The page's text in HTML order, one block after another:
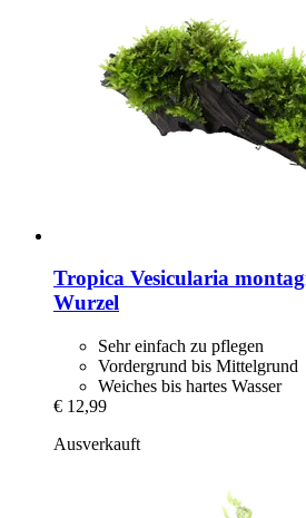
Tropica Vesicularia
Wurzel
Sehr einfach zu pflegen
Vordergrund bis Mittelgrund
Weiches bis hartes Wasser
€ 12,99
Ausverkauft